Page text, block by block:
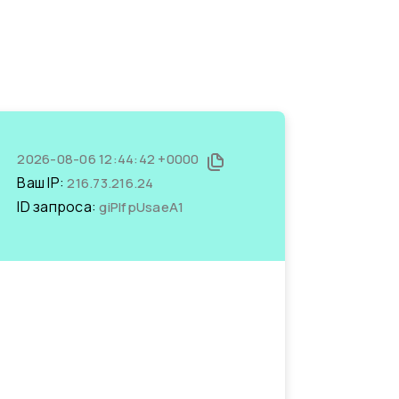
2026-08-06 12:44:42 +0000
Ваш IP:216.73.216.24
ID запроса:giPIfpUsaeA1